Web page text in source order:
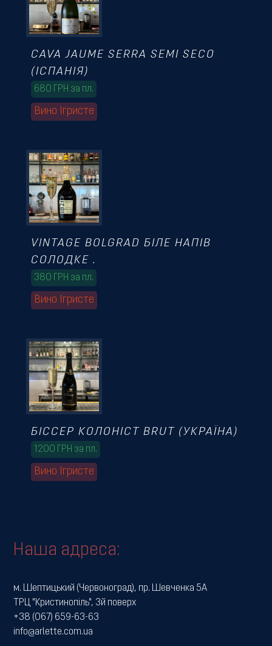
Вино Ігристе
CAVA JAUME SERRA SEMI SECO
(ІСПАНІЯ)
680 ГРН за пл.
Вино Ігристе
VINTAGE BOLGRAD БІЛЕ НАПІВ
СОЛОДКЕ .
380 ГРН за пл.
Вино Ігристе
БІССЕР КОЛОНІСТ BRUT (УКРАЇНА)
1200 ГРН за пл.
Наша адреса:
м. Шептицький (Червоноград), пр. Шевченка 5А
ТРЦ "Кристинопіль", 3й поверх
+38 (067) 659-63-63
info@arlette.com.ua